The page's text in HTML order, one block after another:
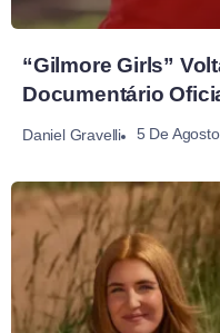
“Gilmore Girls”
Documentário
Daniel Gravelli 5 De